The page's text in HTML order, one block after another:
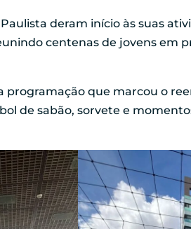
deram início às suas
centenas de jovens em
programação que marcou o
de sabão, sorvete e